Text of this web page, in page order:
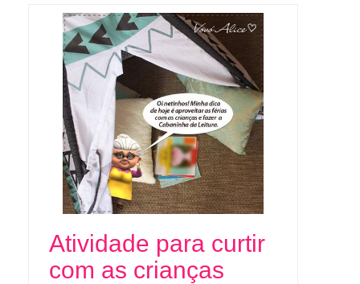
Atividade para curtir
com as crianças